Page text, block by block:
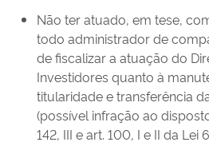
Não ter atuado, em tese,
todo administrador de
de fiscalizar a atuação do
Investidores quanto à
titularidade e transferência
(possível infração ao
142, III e art. 100, I e II da Lei